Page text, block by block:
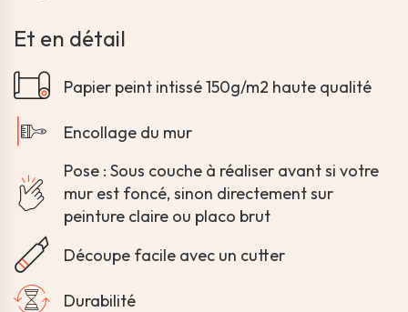
Et en détail
Papier peint intissé 150g/m2 haute qualité
Encollage du mur
Pose : Sous couche à réaliser avant si votre
mur est foncé, sinon directement sur
peinture claire ou placo brut
Découpe facile avec un cutter
Durabilité